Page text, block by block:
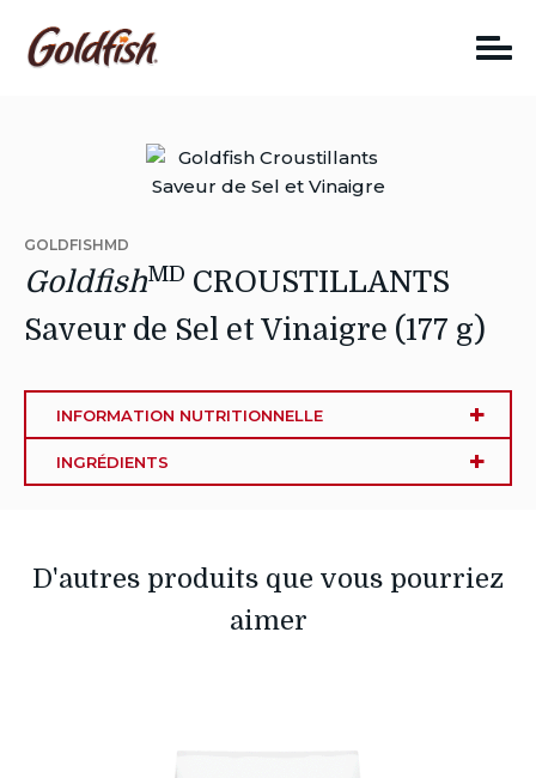
content
GOLDFISHMD
GoldfishMD CROUSTILLANTS
Saveur de Sel et Vinaigre​ (177 g)
INFORMATION NUTRITIONNELLE
INGRÉDIENTS
D'autres produits que vous pourriez
aimer